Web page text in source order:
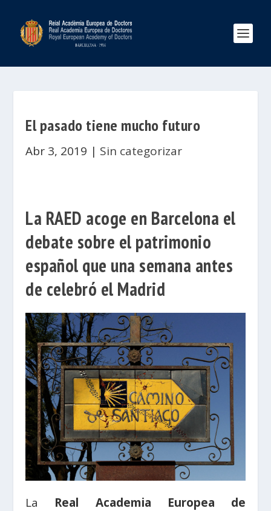
El pasado tiene mucho futuro
Abr 3, 2019 | Sin categorizar
La RAED acoge en Barcelona el
debate sobre el patrimonio
español que una semana antes
de celebró el Madrid
La Real Academia Europea de